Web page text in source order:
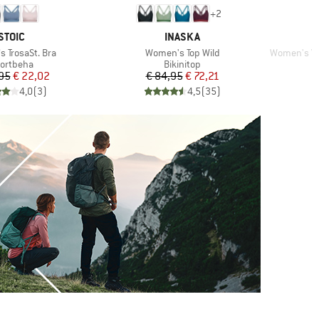
TrosaSt. Bra
Prijs
Verlaagde prijs
€ 22,02
4,0(3)
+2
MERK
INASKA
Artikel
Women's Top Wild
Productgroep
Bikinitop
Prijs
€ 84,95Verlaagde prijs
€ 72,21
4,5(35)
Artikel
Women's